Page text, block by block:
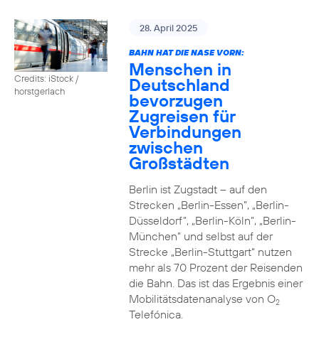
Credits: iStock /
horstgerlach
28. April 2025
BAHN HAT DIE NASE VORN:
Menschen in
Deutschland
bevorzugen
Zugreisen für
Verbindungen
zwischen
Großstädten
Berlin ist Zugstadt – auf den
Strecken „Berlin-Essen”, „Berlin-
Düsseldorf”, „Berlin-Köln”, „Berlin-
München” und selbst auf der
Strecke „Berlin-Stuttgart“ nutzen
mehr als 70 Prozent der Reisenden
die Bahn. Das ist das Ergebnis einer
Mobilitätsdatenanalyse von O2
Telefónica.